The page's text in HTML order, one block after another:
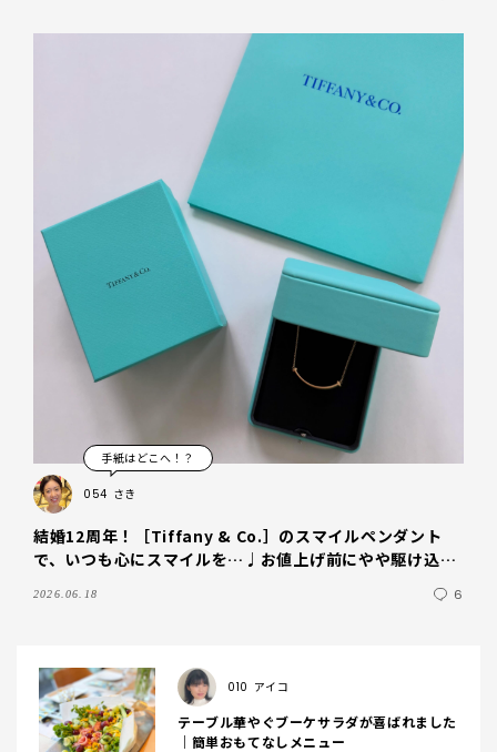
054 さき
手紙はどこへ！？
結婚12周年！［Tiffany & Co.］のスマイルペンダント
で、いつも心にスマイルを…♩お値上げ前にやや駆け込み
2026.06.18 6
010 アイコ
テーブル華やぐブーケサラダが喜ばれました
｜簡単おもてなしメニュー